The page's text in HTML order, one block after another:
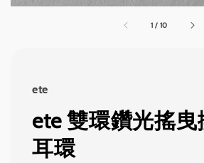
1 / 10
ete
ete 雙環鑽光搖
耳環